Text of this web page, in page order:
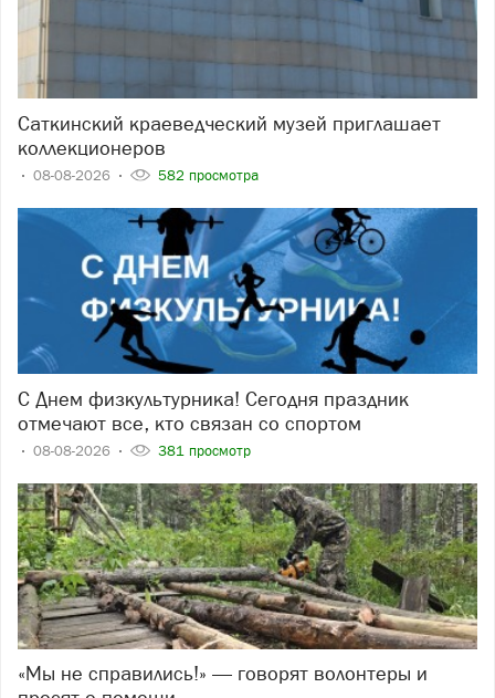
Саткинский краеведческий музей приглашает
коллекционеров
08-08-2026 582 просмотра
С Днем физкультурника! Сегодня праздник
отмечают все, кто связан со спортом
08-08-2026 381 просмотр
«Мы не справились!» — говорят волонтеры и